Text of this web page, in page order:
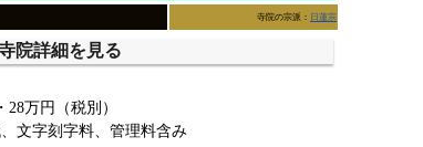
寺院の宗派： 日蓮宗
院詳細を見る
万円（税別）
文字刻字料、管理料含み